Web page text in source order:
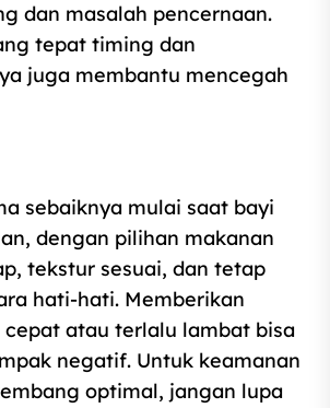
dan masalah pencernaan.
tepat timing dan
juga membantu mencegah
sebaiknya mulai saat bayi
dengan pilihan makanan
tekstur sesuai, dan tetap
hati‑hati. Memberikan
cepat atau terlalu lambat bisa
negatif. Untuk keamanan
optimal, jangan lupa